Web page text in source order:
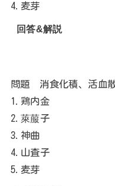
4.麦芽
回答&解説
問題 消食化積、活血
1.鶏内金
2.萊菔子
3.神曲
4.山査子
5.麦芽